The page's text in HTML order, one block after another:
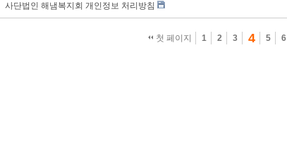
사단법인 해냄복지회 개인정보 처리방침
첫 페이지 1 2 3 4 5 6